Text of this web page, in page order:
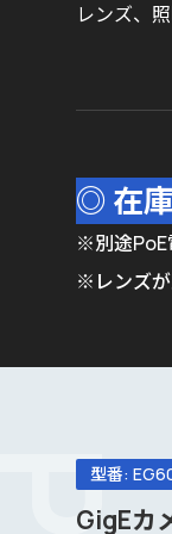
レンズ、
◎ 在
※別途PoE
※レンズが
型番:
GigEカ